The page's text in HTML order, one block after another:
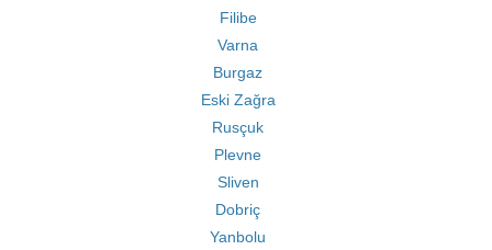
Filibe
Varna
Burgaz
Eski Zağra
Rusçuk
Plevne
Sliven
Dobriç
Yanbolu